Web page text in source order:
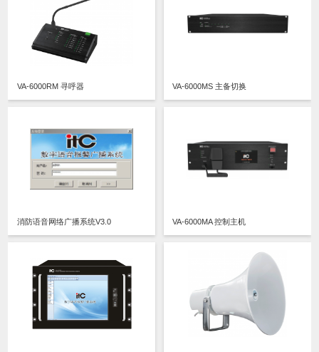
VA-6000RM 寻呼器 VA-6000MS 主备切换
消防语音网络广播系统V3.0 VA-6000MA 控制主机